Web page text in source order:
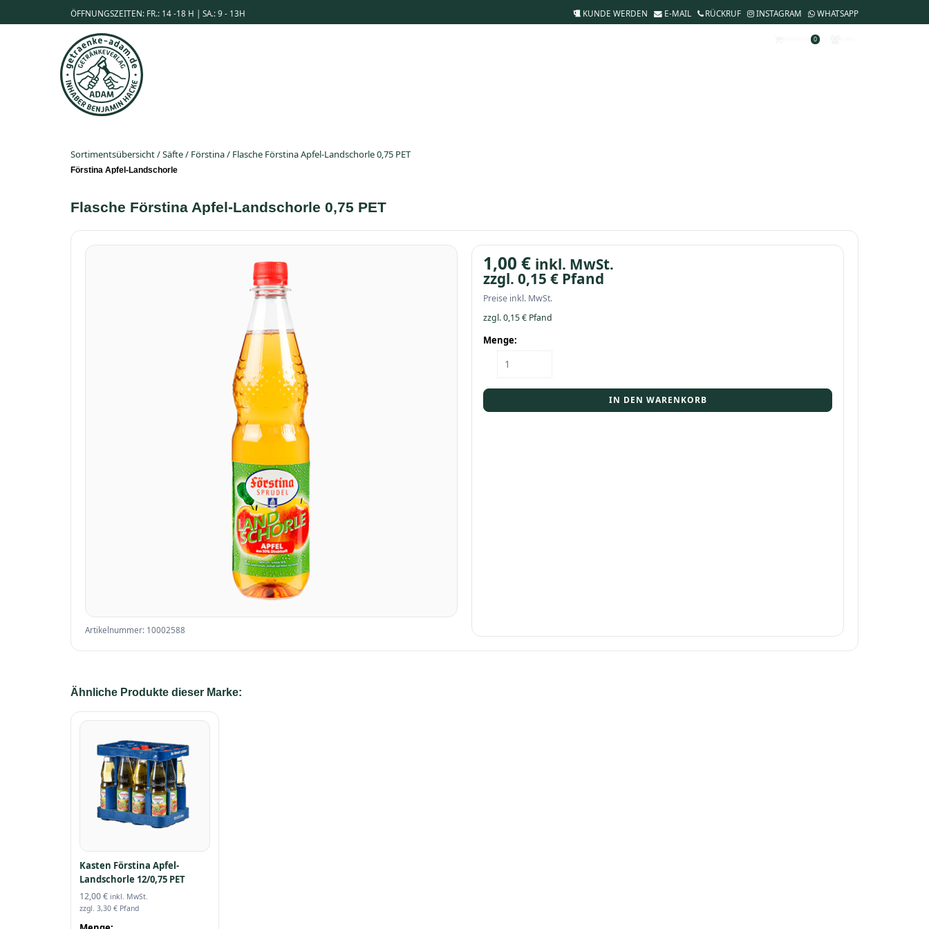
ÖFFNUNGSZEITEN: FR.: 14 -18 H | SA.: 9 - 13H KUNDE WERDEN E-MAIL RÜCKRUF INSTAGRAM WHATSAPP
0
Sortimentsübersicht/Säfte/ Förstina/ Flasche Förstina Apfel-Landschorle 0,75 PET
Förstina Apfel-Landschorle
Flasche Förstina Apfel-Landschorle 0,75 PET
Artikelnummer: 10002588
1,00 € inkl. MwSt.
zzgl. 0,15 € Pfand
Preise inkl. MwSt.
zzgl.0,15€ Pfand
Menge:
Flasche
Förstina
0,75
IN DEN WARENKORB
Ähnliche Produkte dieser Marke:
Kasten Förstina Apfel-
Landschorle 12/0,75 PET
12,00€ inkl. MwSt.
zzgl. 3,30 € Pfand